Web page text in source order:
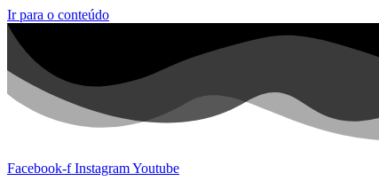
Ir para o conteúdo
Facebook-f InstagramYoutube